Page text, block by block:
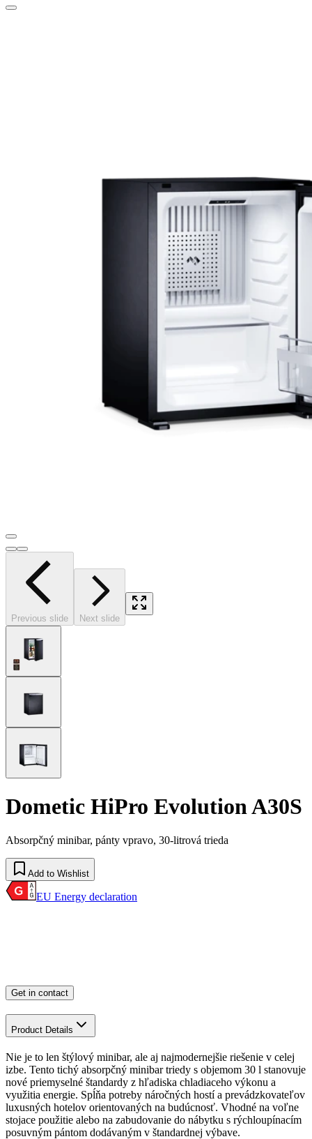
Previous slide Next slide
Dometic HiPro Evolution A30S
Absorpčný minibar, pánty vpravo, 30-litrová trieda
Add to Wishlist
EU Energy declaration
Get in contact
Product Details
Nie je to len štýlový minibar, ale aj najmodernejšie riešenie v celej
izbe. Tento tichý absorpčný minibar triedy s objemom 30 l stanovuje
nové priemyselné štandardy z hľadiska chladiaceho výkonu a
využitia energie. Spĺňa potreby náročných hostí a prevádzkovateľov
luxusných hotelov orientovaných na budúcnosť. Vhodné na voľne
stojace použitie alebo na zabudovanie do nábytku s rýchloupínacím
posuvným pántom dodávaným v štandardnej výbave.